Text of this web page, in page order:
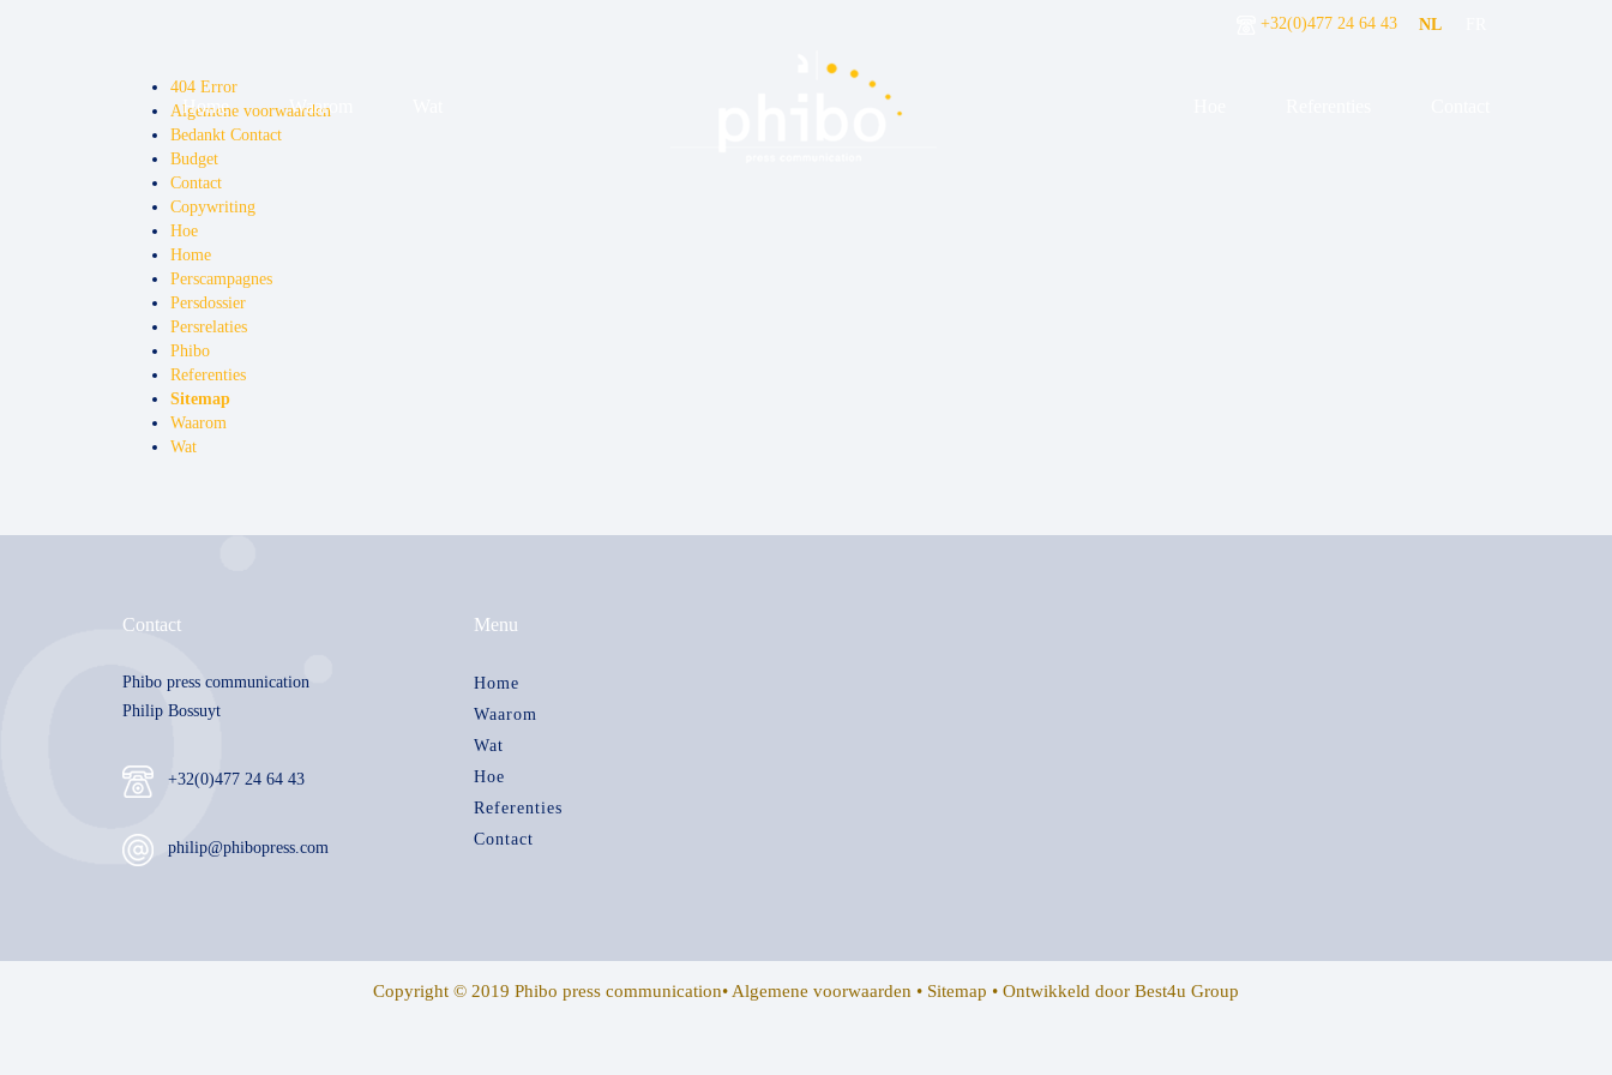
+32(0)477 24 64 43 NL
Home Waarom
404 Error
Algemene voorwaarden
Bedankt Contact
Budget
Contact
Copywriting
Hoe
Home
Perscampagnes
Persdossier
Persrelaties
Phibo
Referenties
Sitemap
Waarom
Wat
Contact
Phibo press communication
Philip Bossuyt
+32(0)477 24 64 43
philip@phibopress.com
Menu
Home
Waarom
Wat
Hoe
Referenties
Contact
Copyright © 2019 Phibo press communication• Algemene voorwaarden • Sitemap • Ontwikkeld door Best4u Group